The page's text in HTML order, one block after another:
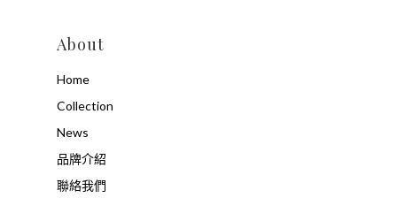
About
Home
Collection
News
品牌介紹
聯絡我們